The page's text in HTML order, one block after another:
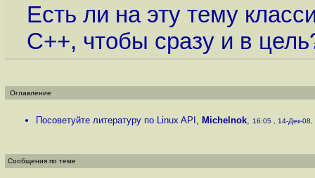
Есть ли на эту тему
С++, чтобы сразу и в
Оглавление
Посоветуйте литературу по Linux API , Michelnok, 16:05 , 14-Дек-08,
Сообщения по теме